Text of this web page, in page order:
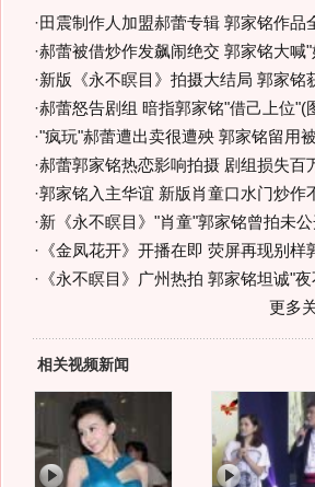
·田震制作人加盟郝蕾专辑 郭家铭作品
·郝蕾被借炒作发飙闹绝交 郭家铭大喊
·新版《永不瞑目》拍摄大结局 郭家铭
·郝蕾怒告剧组 暗指郭家铭"借己上位"(
·"疯玩"郝蕾遭出卖很遭殃 郭家铭留用
·郝蕾郭家铭热恋影响拍摄 剧组损失百
·郭家铭入主华谊 新版肖童口水门炒作
·新《永不瞑目》"肖童"郭家铭曾拍未
· 《金凤花开》开播在即 荧屏再现别样
· 《永不瞑目》广州热拍 郭家铭坦诚"
更多
相关视频新闻